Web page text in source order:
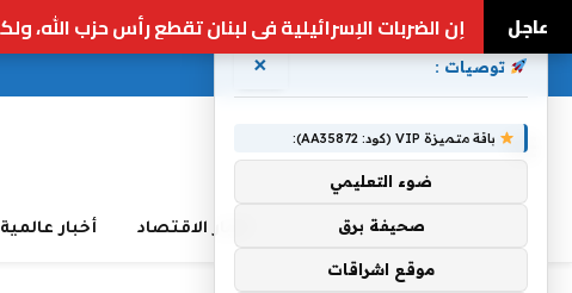
عاجل الغارات الإسرائيلية تجبر 100 ألف شخص على الفرار من لبنان إلى سوريا | أخبار الهجمات الإسرائيلية اللبنانية
أخبار الاقتصاد أخبار عالمية
توصيات : ×
باقة متميزة VIP (كود: AA35872):
ضوء التعليمي
صحيفة برق
موقع اشراقات